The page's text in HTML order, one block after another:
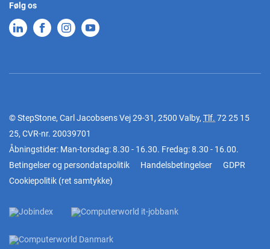
Følg os
© StepStone, Carl Jacobsens Vej 29-31, 2500 Valby, Tlf. 72 25 15
25, CVR-nr. 20039701
Åbningstider: Man-torsdag: 8.30 - 16.30. Fredag: 8.30 - 16.00.
Betingelser og persondatapolitik
Handelsbetingelser
GDPR
Cookiepolitik (ret samtykke)